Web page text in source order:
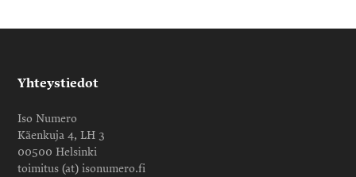
Yhteystiedot
Iso Numero
Käenkuja 4, LH 3
00500 Helsinki
toimitus (at) isonumero.fi